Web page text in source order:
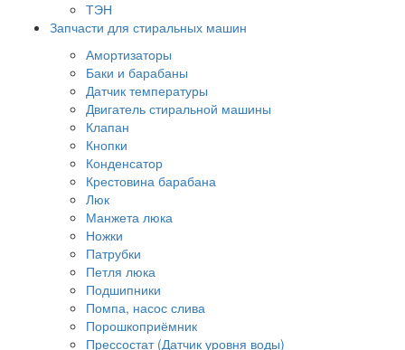
ТЭН
Запчасти для стиральных машин
Амортизаторы
Баки и барабаны
Датчик температуры
Двигатель стиральной машины
Клапан
Кнопки
Конденсатор
Крестовина барабана
Люк
Манжета люка
Ножки
Патрубки
Петля люка
Подшипники
Помпа, насос слива
Порошкоприёмник
Прессостат (Датчик уровня воды)